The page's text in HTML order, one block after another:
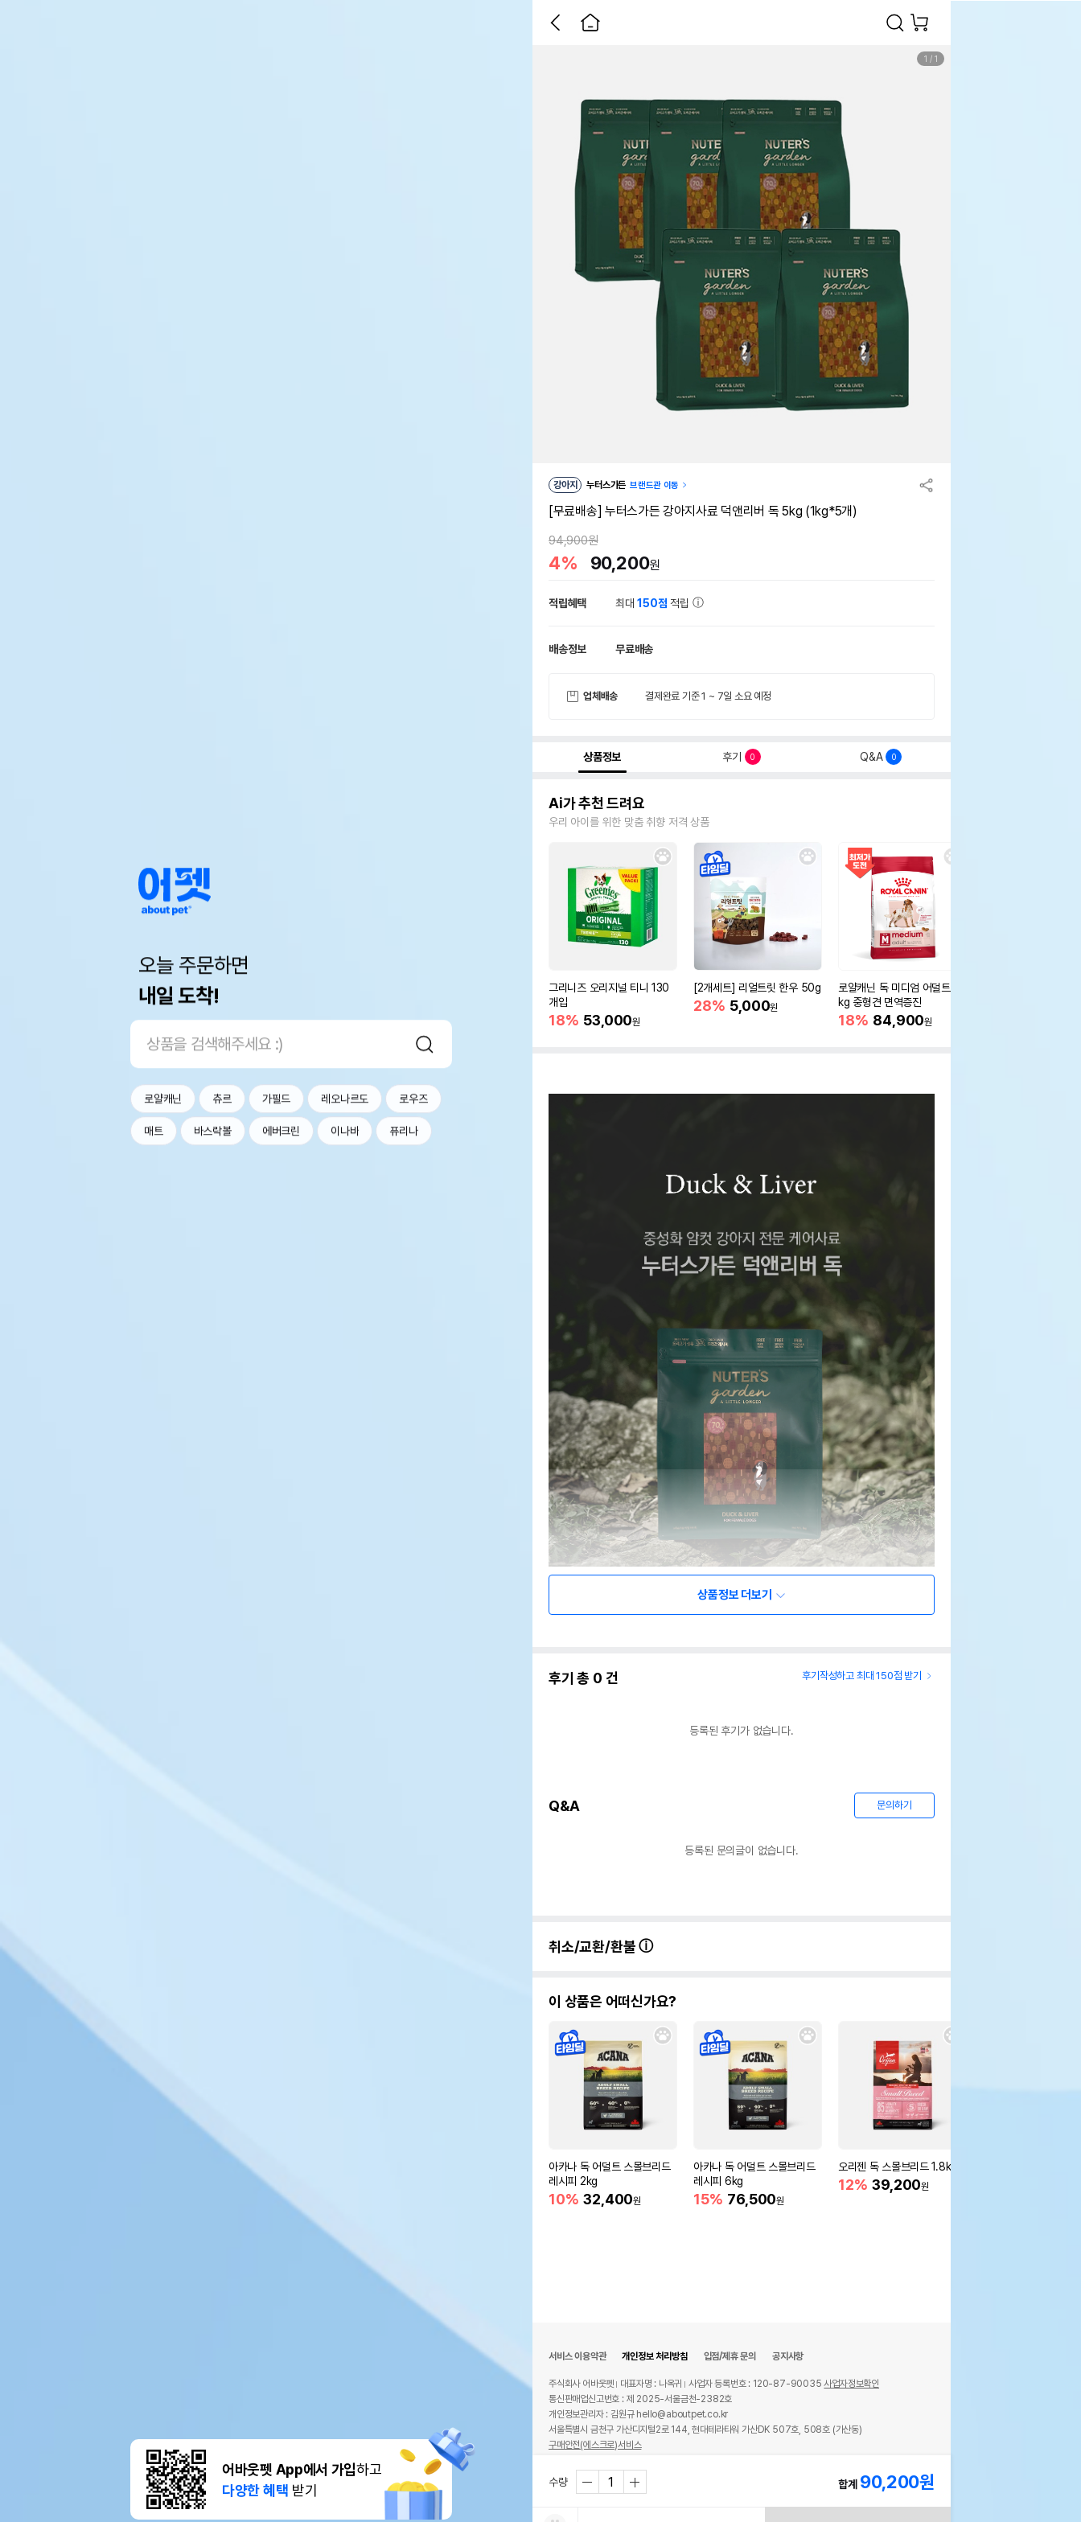
오늘 주문하면
내일 도착!
로얄캐닌 츄르 가필드 레오나르도 로우즈
매트 바스락볼 에버크린 이나바 퓨리나
어바웃펫 App에서 가입하고
다양한 혜택 받기
1 / 1
강아지 누터스가든 브랜드관 이동
[무료배송] 누터스가든 강아지사료 덕앤리버 독 5kg (1kg*5개)
94,900원
4% 90,200원
적립혜택 최대150점 적립
배송정보 무료배송
업체배송 결제완료 기준 1 ~ 7일 소요 예정
상품정보 후기 0 Q&A 0
Ai가 추천 드려요
우리 아이를 위한 맞춤 취향 저격 상품
그리니즈 오리지널 티니 130
개입
18% 53,000원
[2개세트] 리얼트릿 한우 50g
28% 5,000원
로얄캐닌 독 미디엄 어덜트 10
kg 중형견 면역증진
18% 84,900원
상품정보 더보기
후기 총 0 건 후기작성하고 최대 150점 받기
등록된 후기가 없습니다.
Q&A 문의하기
등록된 문의글이 없습니다.
취소/교환/환불
이 상품은 어떠신가요?
아카나 독 어덜트 스몰브리드
레시피 2kg
10% 32,400원
아카나 독 어덜트 스몰브리드
레시피 6kg
15% 76,500원
오리젠 독 스몰브리드 1.8kg
12% 39,200원
수량 합계 90,200원
서비스 이용약관 개인정보 처리방침 입점/제휴 문의 공지사항
주식회사 어바웃펫 대표자명 : 나옥귀 사업자 등록번호 : 120-87-90035사업자정보확인
통신판매업신고번호 : 제 2025-서울금천-2382호
개인정보관리자 : 김원규 hello@aboutpet.co.kr
서울특별시 금천구 가산디지털2로 144, 현대테라타워 가산DK 507호, 508호 (가산동)
구매안전(에스크로)서비스